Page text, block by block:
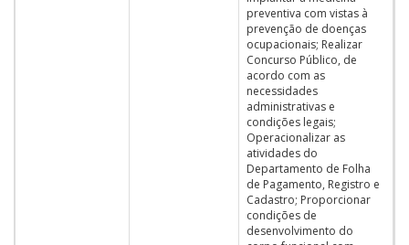
preventiva com vistas à
prevenção de doenças
ocupacionais; Realizar
Concurso Público, de
acordo com as
necessidades
administrativas e
condições legais;
Operacionalizar as
atividades do
Departamento de Folha
de Pagamento, Registro e
Cadastro; Proporcionar
condições de
desenvolvimento do